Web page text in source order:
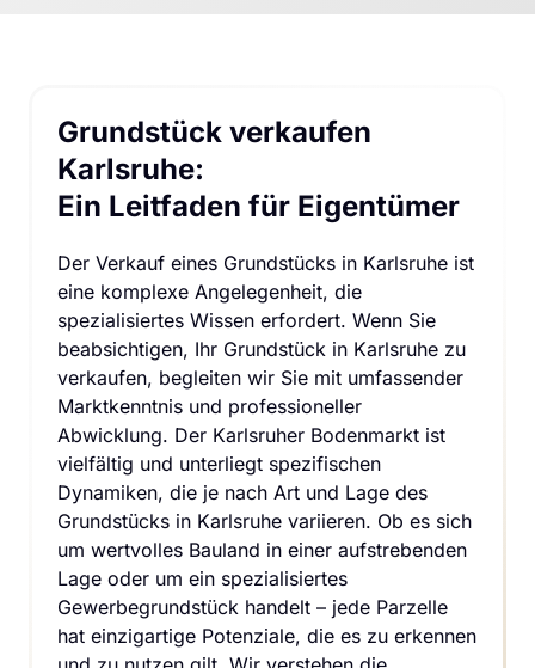
Grundstück verkaufen
Karlsruhe:
Ein Leitfaden für Eigentümer
Der Verkauf eines Grundstücks in Karlsruhe ist
eine komplexe Angelegenheit, die
spezialisiertes Wissen erfordert. Wenn Sie
beabsichtigen, Ihr Grundstück in Karlsruhe zu
verkaufen, begleiten wir Sie mit umfassender
Marktkenntnis und professioneller
Abwicklung. Der Karlsruher Bodenmarkt ist
vielfältig und unterliegt spezifischen
Dynamiken, die je nach Art und Lage des
Grundstücks in Karlsruhe variieren. Ob es sich
um wertvolles Bauland in einer aufstrebenden
Lage oder um ein spezialisiertes
Gewerbegrundstück handelt – jede Parzelle
hat einzigartige Potenziale, die es zu erkennen